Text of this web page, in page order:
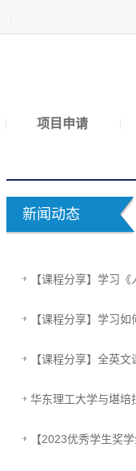
项目申请
新闻动态
【课程分享】学习
【课程分享】学习
【课程分享】全英
华东理工大学与堪培
【2023优秀学生奖